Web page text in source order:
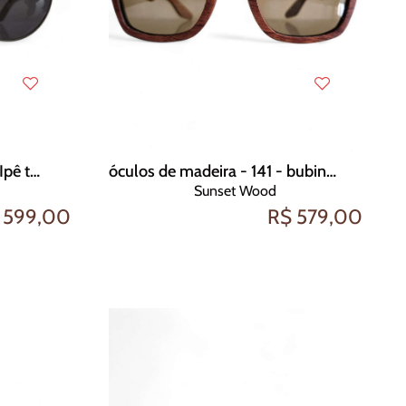
óculos de madeira - 50f - Ipê tabaco
599,00
óculos de madeira - 141 - bubinga
Sunset Wood
R$ 579,00